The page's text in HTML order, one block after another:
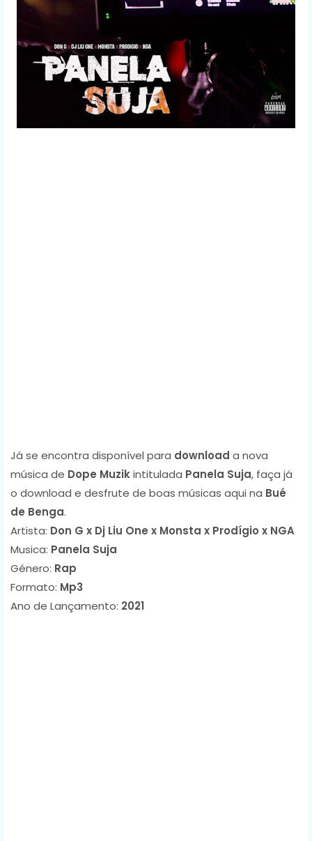
Já se encontra disponível para download a nova
música de Dope Muzikintitulada Panela Suja, faça já
o download e desfrute de boas músicas aqui na Bué
de Benga.
Artista: Don G x Dj Liu One x Monsta x Prodígio x NGA
Musica: Panela Suja
Género: Rap
Formato: Mp3
Ano de Lançamento: 2021